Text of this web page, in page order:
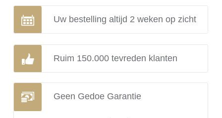
Uw bestelling altijd 2 weken op zicht
Ruim 150.000 tevreden klanten
Geen Gedoe Garantie